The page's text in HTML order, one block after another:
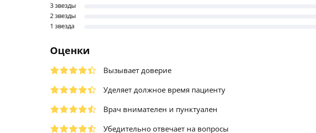
3 звезды
2 звезды
1 звезда
Оценки
Вызывает доверие
Уделяет должное время пациенту
Врач внимателен и пунктуален
Убедительно отвечает на вопросы